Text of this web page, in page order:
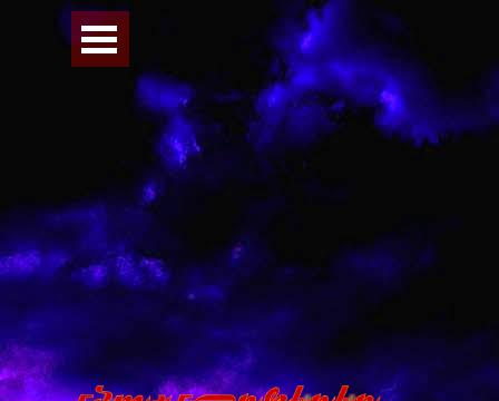
Перейти к контенту
Пропустить меню